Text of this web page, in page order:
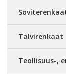
Talvirenkaat
Teollisuus-,